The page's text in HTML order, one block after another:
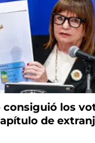
consiguió los
de